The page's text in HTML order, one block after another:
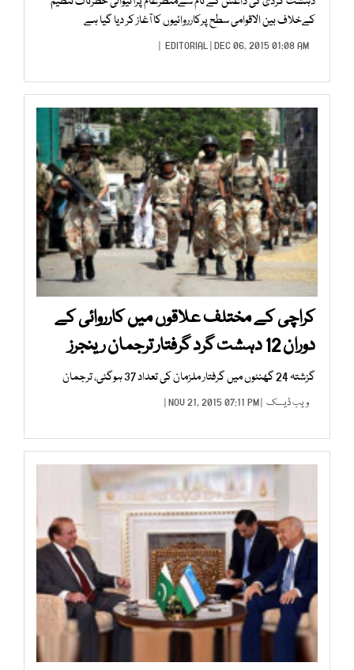
کےخلاف بین الاقوامی سطح پرکارروائیوں کا آغاز کر دیا گیا ہے
EDITORIAL| DEC 06, 2015 01:08 AM |
کراچی کے مختلف علاقوں میں کارروائی کے
دوران 12 دہشت گرد گرفتار ترجمان رینجرز
گزشتہ 24 گھنٹوں میں گرفتار ملزمان کی تعداد 37 ہوگئی، ترجمان
ویب ڈیسک